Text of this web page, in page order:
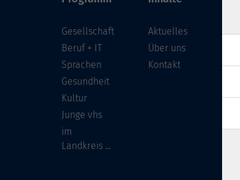
Gesellschaft
Beruf + IT
Sprachen
Gesundheit
Kultur
Junge vhs
im
Landkreis ...
Aktuelles
Über uns
Kontakt